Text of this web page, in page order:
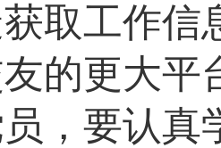
取工作
的更大平
，要认真